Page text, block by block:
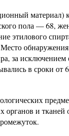
материал)
пола — 68,
этилового
за
в сроки от
органов и тканей